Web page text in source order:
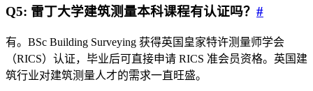
Q5: 雷丁大学建筑测量本科课程有认证吗？ #
有。BSc Building Surveying 获得英国皇家特许测量师学会
（RICS）认证，毕业后可直接申请 RICS 准会员资格。英国建
筑行业对建筑测量人才的需求一直旺盛。